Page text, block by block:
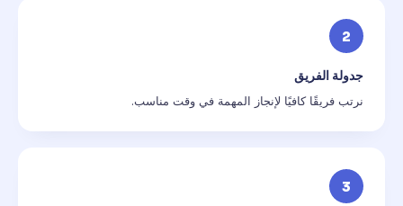
2
جدولة الفريق
نرتب فريقًا كافيًا لإنجاز المهمة في وقت مناسب.
3